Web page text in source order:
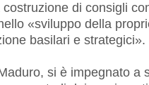
di consigli
«sviluppo della
basilari e strategici».
si è impegnato a